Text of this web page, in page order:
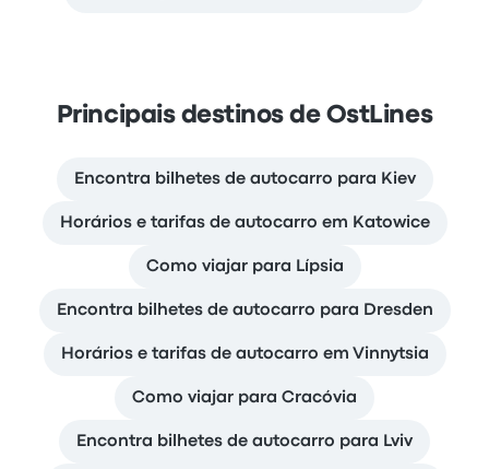
Principais destinos de OstLines
Encontra bilhetes de autocarro para Kiev
Horários e tarifas de autocarro em Katowice
Como viajar para Lípsia
Encontra bilhetes de autocarro para Dresden
Horários e tarifas de autocarro em Vinnytsia
Como viajar para Cracóvia
Encontra bilhetes de autocarro para Lviv